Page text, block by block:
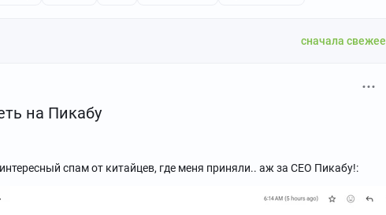
сначала свежее
на Пикабу
спам от китайцев, где меня приняли.. аж за CEO Пикабу!: